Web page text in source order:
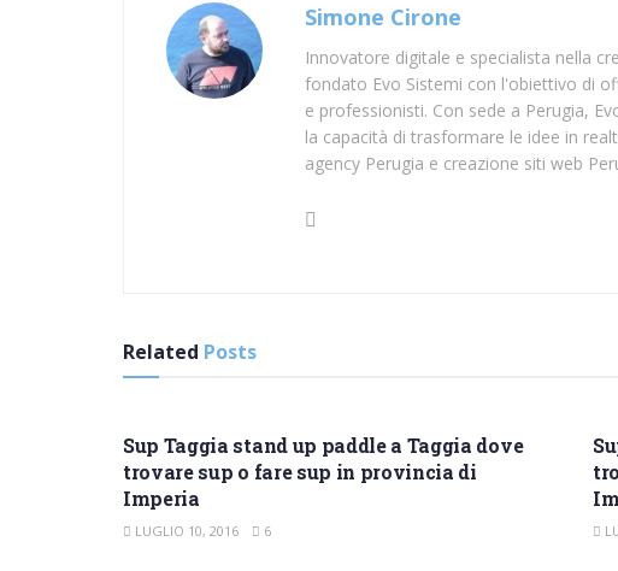
Simone Cirone
Innovatore digitale e specialista nella
fondato Evo Sistemi con l'obiettivo di
e professionisti. Con sede a Perugia,
la capacità di trasformare le idee in
agency Perugia e creazione siti web
Related Posts
Sup Taggia stand up paddle a Taggia dove
trovare sup o fare sup in provincia di
Imperia
LUGLIO 10, 2016 6